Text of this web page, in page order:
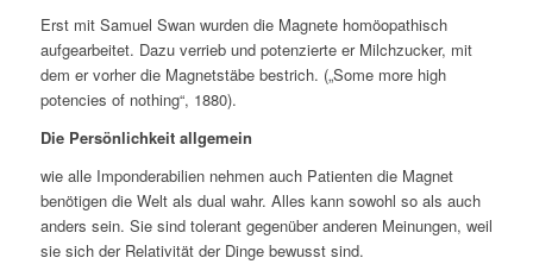
Erst mit Samuel Swan wurden die Magnete homöopathisch
aufgearbeitet. Dazu verrieb und potenzierte er Milchzucker, mit
dem er vorher die Magnetstäbe bestrich. („Some more high
potencies of nothing“, 1880).
Die Persönlichkeit allgemein
wie alle Imponderabilien nehmen auch Patienten die Magnet
benötigen die Welt als dual wahr. Alles kann sowohl so als auch
anders sein. Sie sind tolerant gegenüber anderen Meinungen, weil
sie sich der Relativität der Dinge bewusst sind.